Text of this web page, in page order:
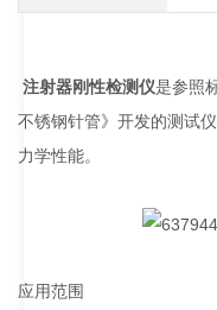
注射器刚性检测仪是参照
不锈钢针管》开发的测试
力学性能。
应用范围